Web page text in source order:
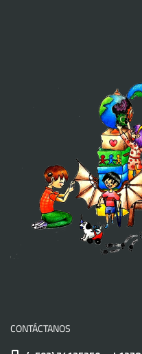
CONTÁCTANOS